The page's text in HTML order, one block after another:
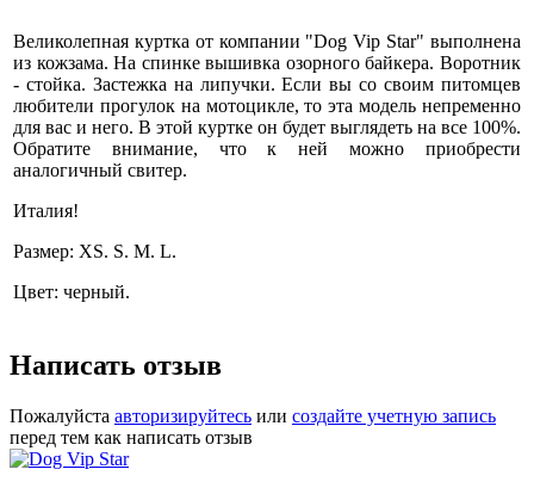
Великолепная куртка от компании "Dog Vip Star" выполнена
из кожзама. На спинке вышивка озорного байкера. Воротник
- стойка. Застежка на липучки. Если вы со своим питомцев
любители прогулок на мотоцикле, то эта модель непременно
для вас и него. В этой куртке он будет выглядеть на все 100%.
Обратите внимание, что к ней можно приобрести
аналогичный свитер.
Италия!
Размер: XS. S. M. L.
Цвет: черный.
Написать отзыв
Пожалуйста авторизируйтесь или создайте учетную запись
перед тем как написать отзыв